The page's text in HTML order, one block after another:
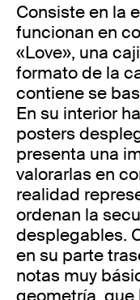
Consiste en la
funcionan en
«Love», una
formato de la
contiene se
En su interior
posters
presenta una
valorarlas en
realidad
ordenan la
desplegables.
en su parte
notas muy